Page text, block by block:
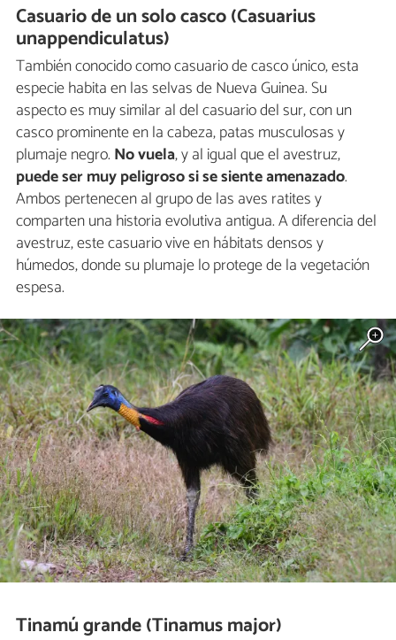
Casuario de un solo casco (Casuarius
unappendiculatus)
También conocido como casuario de casco único, esta
especie habita en las selvas de Nueva Guinea. Su
aspecto es muy similar al del casuario del sur, con un
casco prominente en la cabeza, patas musculosas y
plumaje negro. No vuela, y al igual que el avestruz,
puede ser muy peligroso si se siente amenazado.
Ambos pertenecen al grupo de las aves ratites y
comparten una historia evolutiva antigua. A diferencia del
avestruz, este casuario vive en hábitats densos y
húmedos, donde su plumaje lo protege de la vegetación
espesa.
Tinamú grande (Tinamus major)